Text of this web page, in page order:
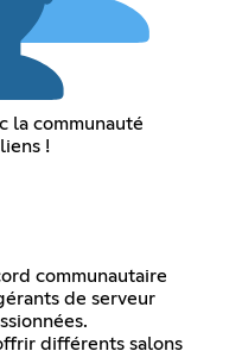
la communauté
!
communautaire
de serveur
différents salons